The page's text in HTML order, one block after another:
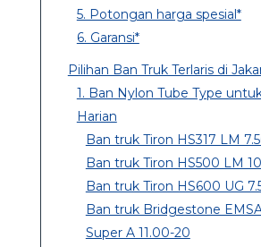
5. Potongan harga spesial*
6. Garansi*
Pilihan Ban Truk Terlaris di
1. Ban Nylon Tube Type
Harian
Ban truk Tiron HS317 LM
Ban truk Tiron HS500 LM
Ban truk Tiron HS600 UG
Ban truk Bridgestone
Super A 11.00-20